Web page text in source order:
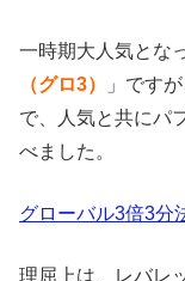
一時期大人気とな
（グロ3）
」です
で、人気と共にパ
べました。
グローバル3倍3分
理屈上は、レバレ